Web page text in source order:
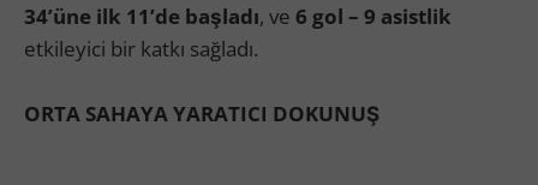
34’üne ilk 11’de başladı, ve 6 gol – 9 asistlik
etkileyici bir katkı sağladı.
ORTA SAHAYA YARATICI DOKUNUŞ